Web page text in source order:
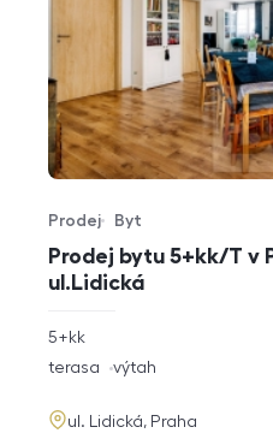
Prodej bytu 5+kk/T v
ul.Lidická
Typ nabídky
Prodej
Typ nemovitosti
Byt
rozměry
dispozice
5+kk
funkce
terasa výtah
adresa
ul. Lidická, Praha